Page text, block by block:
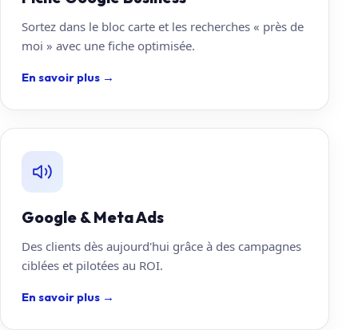
Sortez dans le bloc carte et les recherches « près de
moi » avec une fiche optimisée.
En savoir plus →
Google & Meta Ads
Des clients dès aujourd'hui grâce à des campagnes
ciblées et pilotées au ROI.
En savoir plus →